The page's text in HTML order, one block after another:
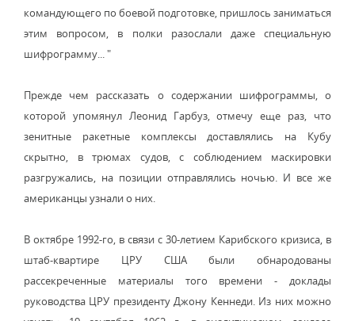
командующего по боевой подготовке, пришлось заниматься
этим вопросом, в полки разослали даже специальную
шифрограмму... "
Прежде чем рассказать о содержании шифрограммы, о
которой упомянул Леонид Гарбуз, отмечу еще раз, что
зенитные ракетные комплексы доставлялись на Кубу
скрытно, в трюмах судов, с соблюдением маскировки
разгружались, на позиции отправлялись ночью. И все же
американцы узнали о них.
В октябре 1992-го, в связи с 30-летием Карибского кризиса, в
штаб-квартире ЦРУ США были обнародованы
рассекреченные материалы того времени - доклады
руководства ЦРУ президенту Джону Кеннеди. Из них можно